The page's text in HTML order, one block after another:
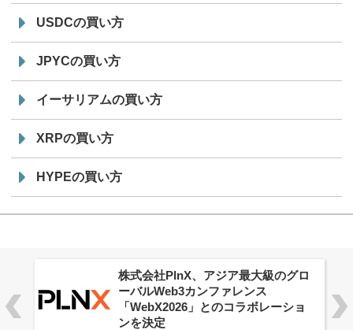
USDCの買い方
JPYCの買い方
イーサリアムの買い方
XRPの買い方
HYPEの買い方
株式会社PlnX、アジア最大級のグロ
ーバルWeb3カンファレンス
「WebX2026」とのコラボレーショ
ンを決定